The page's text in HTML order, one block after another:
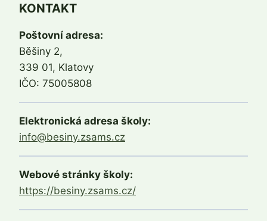
KONTAKT
Poštovní adresa:
Běšiny 2,
339 01, Klatovy
IČO: 75005808
Elektronická adresa školy:
info@besiny.zsams.cz
Webové stránky školy:
https://besiny.zsams.cz/